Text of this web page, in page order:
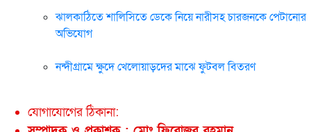
ঝালকাঠিতে শালিসিতে ডেকে নিয়ে নারীসহ চারজনকে পেটানোর
অভিযোগ
নন্দীগ্রামে ক্ষুদে খেলোয়াড়দের মাঝে ফুটবল বিতরণ
যোগাযোগের ঠিকানা: